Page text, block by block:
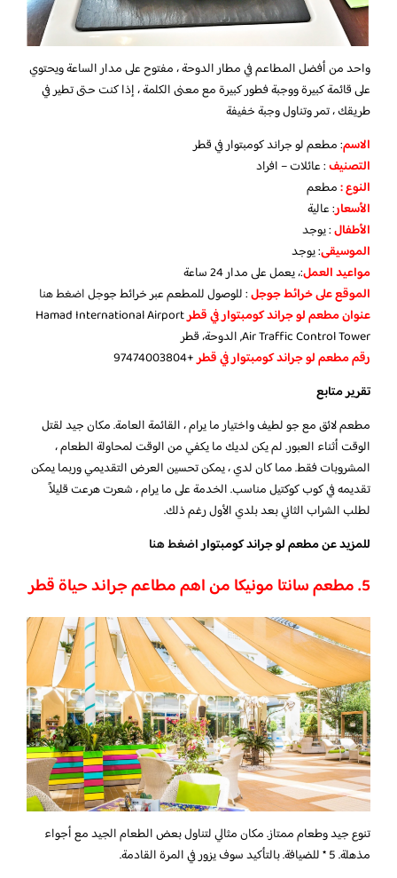
واحد من أفضل المطاعم في مطار الدوحة ، مفتوح على مدار الساعة ويحتوي
على قائمة كبيرة ووجبة فطور كبيرة مع معنى الكلمة ، إذا كنت حتى تطير في
طريقك ، تمر وتناول وجبة خفيفة
الاسم: مطعم لو جراند كومبتوار في قطر
التصنيف: عائلات – افراد
النوع :مطعم
الأسعار:عالية
الأطفال:يوجد
الموسيقى:يوجد
مواعيد العمل:، يعمل على مدار 24 ساعة
الموقع على خرائط جوجل: للوصول للمطعم عبر خرائط جوجلاضغط هنا
عنوان مطعم لو جراند كومبتوار في قطرHamad International Airport
Air Traffic Control Tower, الدوحة، قطر
رقم مطعم لو جراند كومبتوار في قطر+97474003804
تقرير متابع
مطعم لائق مع جو لطيف واختيار ما يرام ، القائمة العامة. مكان جيد لقتل
الوقت أثناء العبور. لم يكن لديك ما يكفي من الوقت لمحاولة الطعام ،
المشروبات فقط. مما كان لدي ، يمكن تحسين العرض التقديمي وربما يمكن
تقديمه في كوب كوكتيل مناسب. الخدمة على ما يرام ، شعرت هرعت قليلاً
لطلب الشراب الثاني بعد بلدي الأول رغم ذلك.
للمزيد عن مطعم لو جراند كومبتواراضغط هنا
5. مطعم سانتا مونيكا من اهم مطاعم جراند حياة قطر
تنوع جيد وطعام ممتاز. مكان مثالي لتناول بعض الطعام الجيد مع أجواء
مذهلة. 5 * للضيافة. بالتأكيد سوف يزور في المرة القادمة.